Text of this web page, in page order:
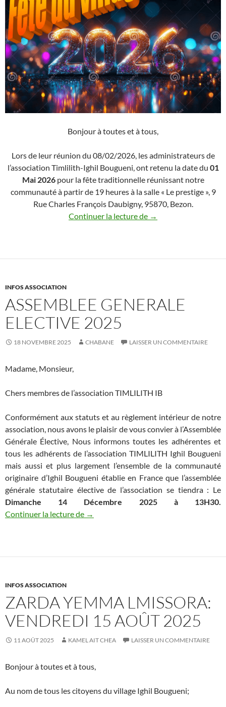
Bonjour à toutes et à tous,
Lors de leur réunion du 08/02/2026, les administrateurs de
l’association Timlilith-Ighil Bougueni, ont retenu la date du 01
Mai 2026pour la fête traditionnelle réunissant notre
communauté à partir de 19 heures à la salle « Le prestige », 9
Rue Charles François Daubigny, 95870, Bezon.
Continuer la lecture de
Notre traditionnelle
→
INFOS ASSOCIATION
ASSEMBLEE GENERALE
ELECTIVE 2025
18 NOVEMBRE 2025 CHABANE LAISSER UN COMMENTAIRE
Madame, Monsieur,
Chers membres de l’association TIMLILITH IB
Conformément aux statuts et au règlement intérieur de notre
association, nous avons le plaisir de vous convier à l’Assemblée
Générale Élective, Nous informons toutes les adhérentes et
tous les adhérents de l’association TIMLILITH Ighil Bougueni
mais aussi et plus largement l’ensemble de la communauté
originaire d’Ighil Bougueni établie en France que l’assemblée
générale statutaire élective de l’association se tiendra : Le
Dimanche 14 Décembre 2025 à 13H30.
Continuer la lecture de
ASSEMBLEE GENERALE ELECTIVE
→
INFOS ASSOCIATION
ZARDA YEMMA LMISSORA:
VENDREDI 15 AOÛT 2025
11 AOÛT 2025 KAMEL AIT CHEA LAISSER UN COMMENTAIRE
Bonjour à toutes et à tous,
Au nom de tous les citoyens du village Ighil Bougueni;